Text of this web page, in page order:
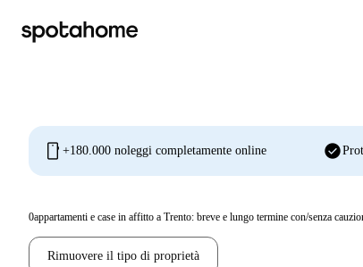
mobile +180.000 noleggi completamente online check_circle
0appartamenti e case in affitto a Trento: breve e lungo termine con/senza
Rimuovere il tipo di proprietà